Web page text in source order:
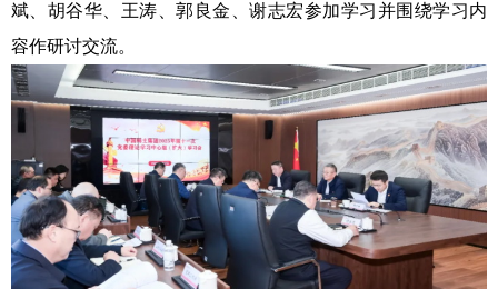
斌、胡谷华、王涛、郭良金、谢志宏参加学习并围绕学习内
容作研讨交流。